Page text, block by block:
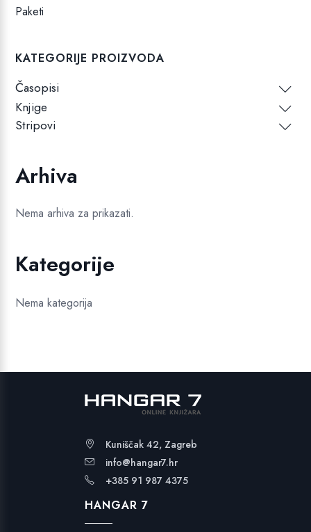
Paketi
KATEGORIJE PROIZVODA
Časopisi
Knjige
Stripovi
Arhiva
Nema arhiva za prikazati.
Kategorije
Nema kategorija
Kuniščak 42, Zagreb
info@hangar7.hr
+385 91 987 4375
HANGAR 7